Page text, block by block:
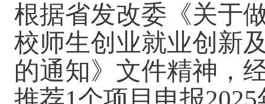
根据省发改委《关于
校师生创业就业创新
的通知》文件精神，